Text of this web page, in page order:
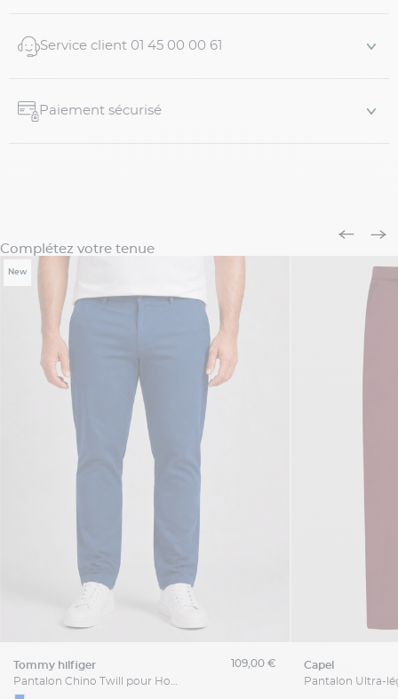
Service client 01 45 00 00 61
Paiement sécurisé
Complétez votre tenue
New
tommy hilfiger
109,00 € capel